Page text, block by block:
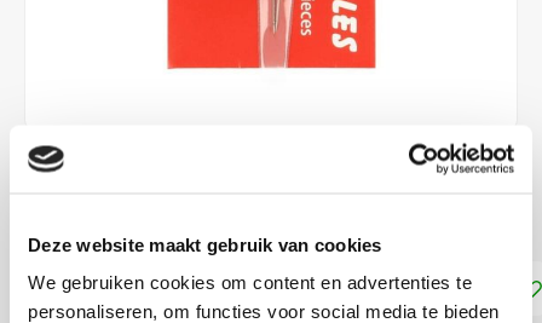
Deze website maakt gebruik van cookies
We gebruiken cookies om content en advertenties te
personaliseren, om functies voor social media te bieden
€4,95
Toevoegen aan winkelwagen